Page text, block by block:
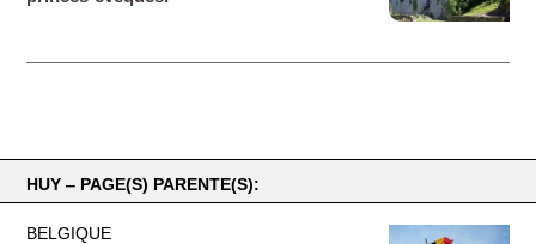
HUY ‒ PAGE(S) PARENTE(S):
BELGIQUE